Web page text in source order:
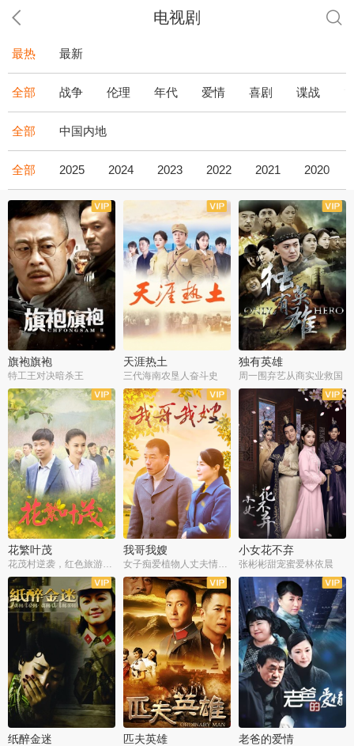
电视剧
最热 最新
全部 战争 伦理 年代 爱情 喜剧 谍战
全部 中国内地
全部 2025 2024 2023 2022 2021 2020
全43集
旗袍旗袍
特工王对决暗杀王
全36集
天涯热土
三代海南农垦人奋斗史
全34集
独有英雄
周一围弃艺从商实业救国
全34集
花繁叶茂
花茂村逆袭，红色旅游出圈
全50集
我哥我嫂
女子痴爱植物人丈夫情定一生
全51集
小女花不弃
张彬彬甜宠蜜爱林依晨
全42集
纸醉金迷
全35集
匹夫英雄
全32集
老爸的爱情